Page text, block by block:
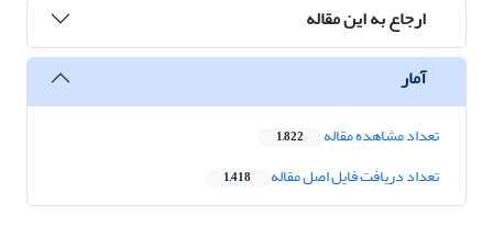
ارجاع به این مقاله
آمار
تعداد مشاهده مقاله 1,822
تعداد دریافت فایل اصل مقاله 1,418